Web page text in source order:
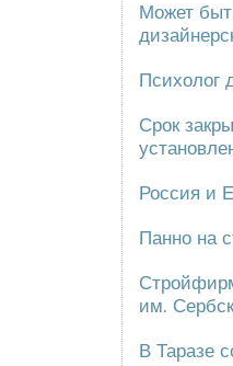
Может
Психолог
Срок
Россия и
Панно на
им.
В Таразе